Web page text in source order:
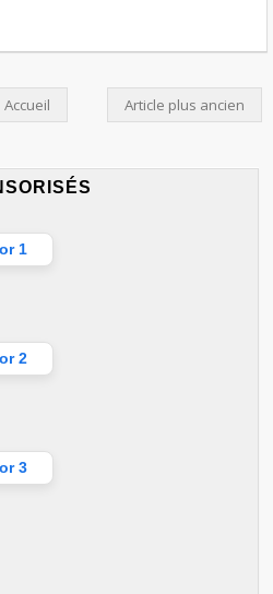
Article plus ancien
Accueil
1
2
3